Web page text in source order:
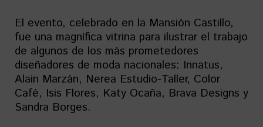
El evento, celebrado en la Mansión Castillo,
fue una magnífica vitrina para ilustrar el trabajo
de algunos de los más prometedores
diseñadores de moda nacionales: Innatus,
Alain Marzán, Nerea Estudio-Taller, Color
Café, Isis Flores, Katy Ocaña, Brava Designs y
Sandra Borges.